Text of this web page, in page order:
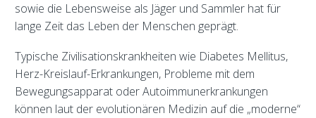
sowie die Lebensweise als Jäger und Sammler hat für
lange Zeit das Leben der Menschen geprägt.
Typische Zivilisationskrankheiten wie Diabetes Mellitus,
Herz-Kreislauf-Erkrankungen, Probleme mit dem
Bewegungsapparat oder Autoimmunerkrankungen
können laut der evolutionären Medizin auf die „moderne“